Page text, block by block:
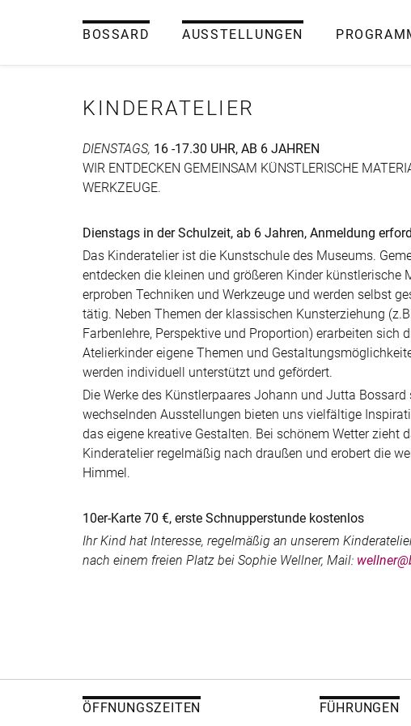
BOSSARD AUSSTELLUNGEN
KINDERATELIER
DIENSTAGS, 16 -17.30 UHR, AB 6 JAHREN
WIR ENTDECKEN GEMEINSAM KÜNSTLERISCHE
WERKZEUGE.
Dienstags in der Schulzeit, ab 6 Jahren, Anmeldung
Das Kinderatelier ist die Kunstschule des Museums.
entdecken die kleinen und größeren Kinder künstlerische
erproben Techniken und Werkzeuge und werden selbst
tätig. Neben Themen der klassischen Kunsterziehung
Farbenlehre, Perspektive und Proportion) erarbeiten sich
Atelierkinder eigene Themen und
werden individuell unterstützt und gefördert.
Die Werke des Künstlerpaares Johann und Jutta Bossard
wechselnden Ausstellungen bieten uns vielfältige
das eigene kreative Gestalten. Bei schönem Wetter zieht
Kinderatelier regelmäßig nach draußen und erobert die
Himmel.
10er-Karte 70 €, erste Schnupperstunde kostenlos
Ihr Kind hat Interesse, regelmäßig an unserem
nach einem freien Platz bei Sophie Wellner, Mail:
ÖFFNUNGSZEITEN FÜHRUNGEN